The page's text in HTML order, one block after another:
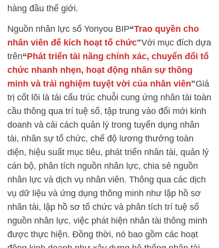
hàng đầu thế giới.
Nguồn nhân lực số Yonyou BIP“Trao quyền cho
nhân viên để kích hoạt tổ chức"Với mục đích dựa
trên“Phát triển tài năng chính xác, chuyển đổi tổ
chức nhanh nhẹn, hoạt động nhân sự thông
minh và trải nghiệm tuyệt vời của nhân viên"Giá
trị cốt lõi là tái cấu trúc chuỗi cung ứng nhân tài toàn
cầu thông qua trí tuệ số, tập trung vào đổi mới kinh
doanh và cải cách quản lý trong tuyển dụng nhân
tài, nhân sự tổ chức, chế độ lương thưởng toàn
diện, hiệu suất mục tiêu, phát triển nhân tài, quản lý
cán bộ, phân tích nguồn nhân lực, chia sẻ nguồn
nhân lực và dịch vụ nhân viên. Thông qua các dịch
vụ dữ liệu và ứng dụng thông minh như lập hồ sơ
nhân tài, lập hồ sơ tổ chức và phân tích trí tuệ số
nguồn nhân lực, việc phát hiện nhân tài thông minh
được thực hiện. Đồng thời, nó bao gồm các hoạt